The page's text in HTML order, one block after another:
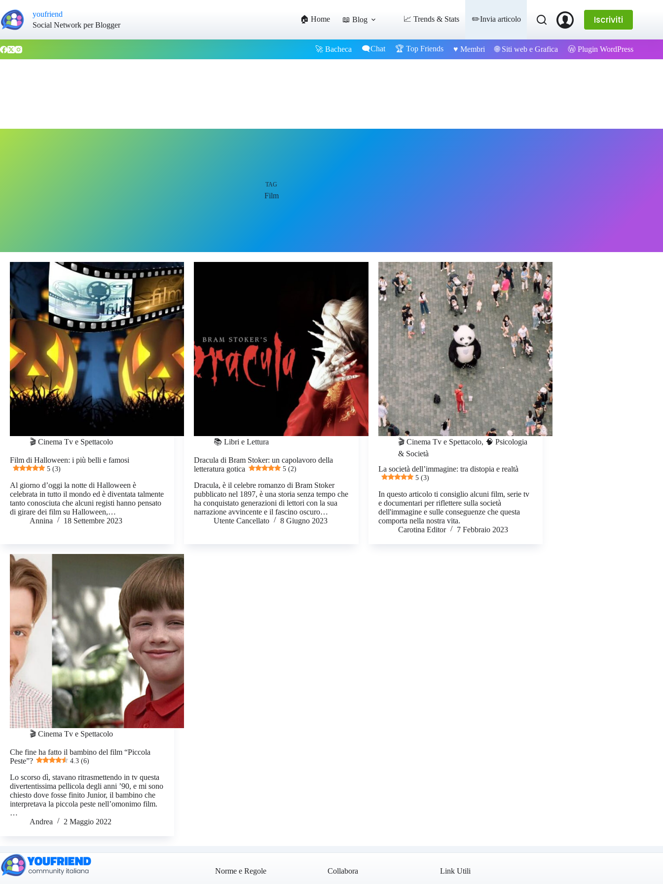
youfriend
Social Network per Blogger
🏠 Home 📖 Blog 📈 Trends & Stats ✏️Invia articolo Iscriviti
🚀 Bacheca 🗨️Chat 🏆 Top Friends ♥️ Membri 🌐 Siti web e Grafica Ⓦ Plugin WordPress
TAG
Film
🎬 Cinema Tv e Spettacolo
Film di Halloween: i più belli e famosi
5 (3)
Al giorno d’oggi la notte di Halloween è
celebrata in tutto il mondo ed è diventata talmente
tanto conosciuta che alcuni registi hanno pensato
di girare dei film su Halloween,…
Annina
18 Settembre 2023
📚 Libri e Lettura
Dracula di Bram Stoker: un capolavoro della
letteratura gotica
5 (2)
Dracula, è il celebre romanzo di Bram Stoker
pubblicato nel 1897, è una storia senza tempo che
ha conquistato generazioni di lettori con la sua
narrazione avvincente e il fascino oscuro…
Utente Cancellato
8 Giugno 2023
🎬 Cinema Tv e Spettacolo, 🧠 Psicologia
& Società
La società dell’immagine: tra distopia e realtà
5 (3)
In questo articolo ti consiglio alcuni film, serie tv
e documentari per riflettere sulla società
dell'immagine e sulle conseguenze che questa
comporta nella nostra vita.
Carotina Editor
7 Febbraio 2023
🎬 Cinema Tv e Spettacolo
Che fine ha fatto il bambino del film “Piccola
Peste”?
4.3 (6)
Lo scorso dì, stavano ritrasmettendo in tv questa
divertentissima pellicola degli anni ’90, e mi sono
chiesto dove fosse finito Junior, il bambino che
interpretava la piccola peste nell’omonimo film.
…
Andrea
2 Maggio 2022
Norme e Regole
Collabora
Link Utili